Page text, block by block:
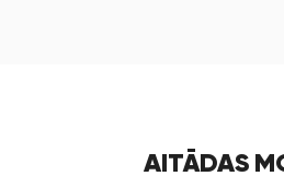
AITĀDAS